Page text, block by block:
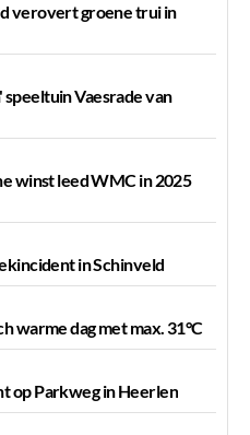
verovert groene trui in
Vaesrade van
winst leed WMC in 2025
in Schinveld
warme dag met max. 31°C
op Parkweg in Heerlen